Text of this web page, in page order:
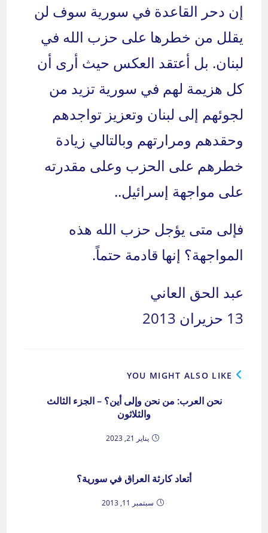
إن دحر القاعدة في سورية سوف لن
يقلل من خطرها على حزب الله في
لبنان. بل أعتقد العكس حيث أرى أن
كل هزيمة لهم في سورية تزيد من
لجوئهم إلى لبنان وتعزيز تواجدهم
وحقدهم ومرارتهم وبالتالي زيادة
خطرهم على الحزب وعلى مقدرته
على مواجهة إسرائيل..
فإلى متى يؤجل حزب الله هذه
المواجهة؟ إنها قادمة حتماً.
عبد الحق العاني
13 حزيران 2013
YOU MIGHT ALSO LIKE
نحن العرب: من نحن وإلى أين؟ – الجزء الثالث
والثلاثون
يناير 21, 2023
أتعاد كارثة العراق في سورية؟
سبتمبر 11, 2013